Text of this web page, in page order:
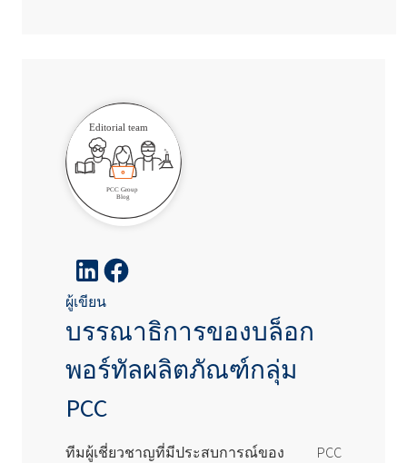
ผู้เขียน
บรรณาธิการของบล็อก
พอร์ทัลผลิตภัณฑ์กลุ่ม
PCC
ทีมผู้เชี่ยวชาญที่มีประสบการณ์ของ PCC